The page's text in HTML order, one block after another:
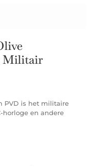
Militair
PVD is het militaire
horloge en andere